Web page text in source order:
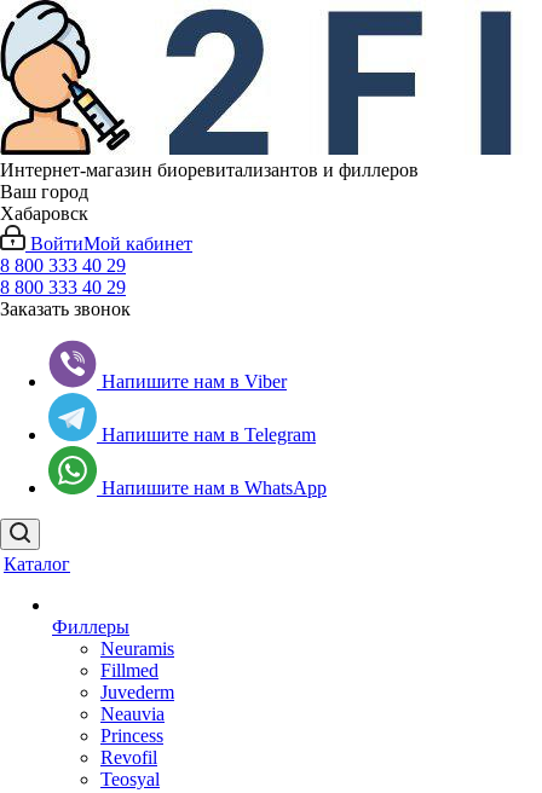
Интернет-магазин биоревитализантов и филлеров
Ваш город
Хабаровск
ВойтиМой кабинет
8 800 333 40 29
8 800 333 40 29
Заказать звонок
Напишите нам в Viber
Напишите нам в Telegram
Напишите нам в WhatsApp
Каталог
Филлеры
Neuramis
Fillmed
Juvederm
Neauvia
Princess
Revofil
Teosyal